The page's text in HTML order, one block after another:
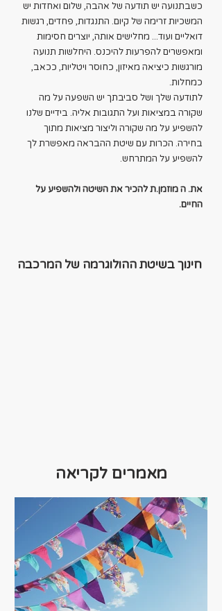
כשבתנועה יש תודעה של אהבה, שלום ואחדות יש
המשכיות זרימה של קיום. התנגדות, פחדים, רגשות
דואליים ועוד... מחלישים אותה, יוצרים חסימות
ומאפשרים להפרעות להיכנס. היחלשות תנועה
מורגשות כיציאה מאיזון, כחוסר ויטליות, ככאב,
כמחלות.
לתודעה שלך ושל סביבתך יש השפעה על מה
שקורה במציאות ועל התגובות אליה. בידיים שלנו
להשפיע על מה שקורה וליצור מציאות מתוך
בחירה. הכרות עם שיטת ההבראה מאפשרת לך
להשפיע על המתרחש.
את. ה מוזמן.ת להכיר את השיטה ולהשפיע על
החיים.
חינוך בשיטת ההולוגרמה של המרכבה
מאמרים לקריאה